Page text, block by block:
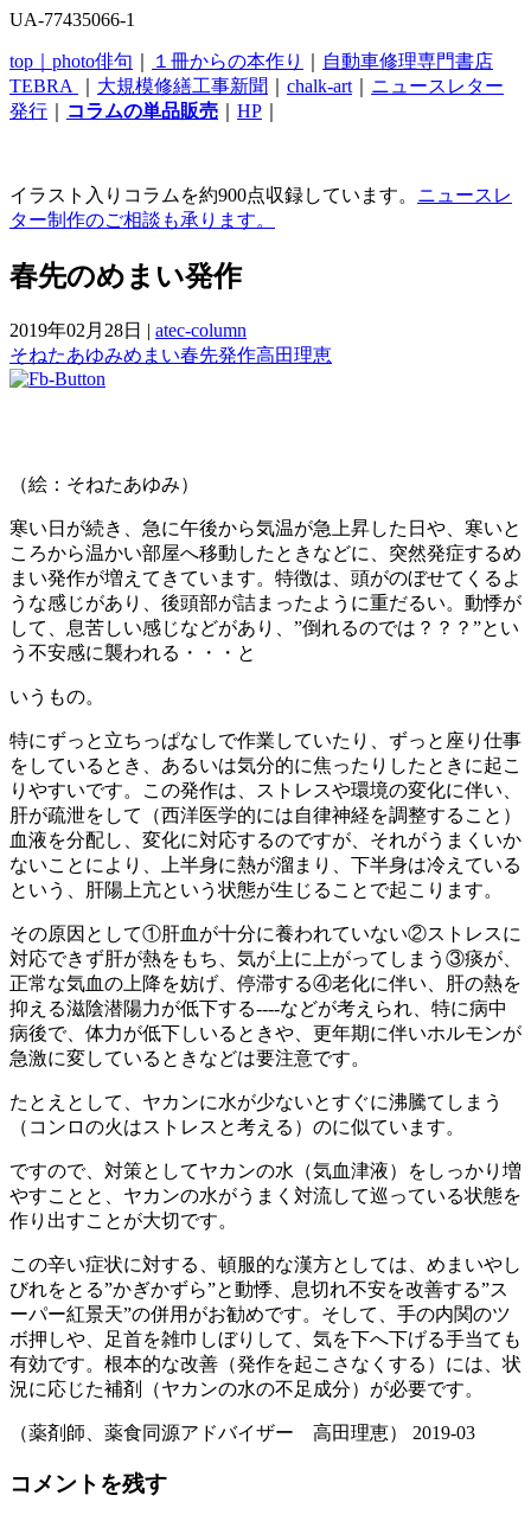
UA-77435066-1
top｜ photo俳句 １冊からの本作り
自動車修理専門書店
TEBRA
大規模修繕工事新聞 chalk-art
ニュースレター
発行
コラムの単品販売 HP
イラスト入りコラムを約900点収録しています。 ニュースレ
ター制作のご相談も承ります。
春先のめまい発作
2019年02月28日 | atec-column
そねたあゆみめまい春先発作高田理恵
（絵：そねたあゆみ）
寒い日が続き、急に午後から気温が急上昇した日や、寒いと
ころから温かい部屋へ移動したときなどに、突然発症するめ
まい発作が増えてきています。特徴は、頭がのぼせてくるよ
うな感じがあり、後頭部が詰まったように重だるい。動悸が
して、息苦しい感じなどがあり、”倒れるのでは？？？”とい
う不安感に襲われる・・・と
いうもの。
特にずっと立ちっぱなしで作業していたり、ずっと座り仕事
をしているとき、あるいは気分的に焦ったりしたときに起こ
りやすいです。この発作は、ストレスや環境の変化に伴い、
肝が疏泄をして（西洋医学的には自律神経を調整すること）
血液を分配し、変化に対応するのですが、それがうまくいか
ないことにより、上半身に熱が溜まり、下半身は冷えている
という、肝陽上亢という状態が生じることで起こります。
その原因として①肝血が十分に養われていない②ストレスに
対応できず肝が熱をもち、気が上に上がってしまう③痰が、
正常な気血の上降を妨げ、停滞する④老化に伴い、肝の熱を
抑える滋陰潜陽力が低下する----などが考えられ、特に病中
病後で、体力が低下しいるときや、更年期に伴いホルモンが
急激に変しているときなどは要注意です。
たとえとして、ヤカンに水が少ないとすぐに沸騰てしまう
（コンロの火はストレスと考える）のに似ています。
ですので、対策としてヤカンの水（気血津液）をしっかり増
やすことと、ヤカンの水がうまく対流して巡っている状態を
作り出すことが大切です。
この辛い症状に対する、頓服的な漢方としては、めまいやし
びれをとる”かぎかずら”と動悸、息切れ不安を改善する”ス
ーパー紅景天”の併用がお勧めです。そして、手の内関のツ
ボ押しや、足首を雑巾しぼりして、気を下へ下げる手当ても
有効です。根本的な改善（発作を起こさなくする）には、状
況に応じた補剤（ヤカンの水の不足成分）が必要です。
（薬剤師、薬食同源アドバイザー 高田理恵） 2019-03
コメントを残す